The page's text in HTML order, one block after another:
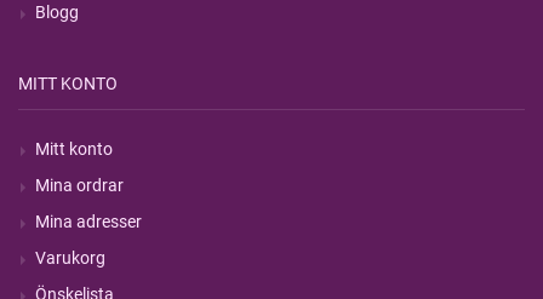
Blogg
MITT KONTO
Mitt konto
Mina ordrar
Mina adresser
Varukorg
Önskelista